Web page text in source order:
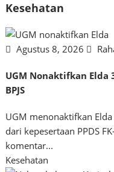
Kesehatan
Agustus 8, 2026
UGM Nonaktifkan Elda
BPJS
UGM menonaktifkan
dari kepesertaan PPDS
komentar...
Kesehatan